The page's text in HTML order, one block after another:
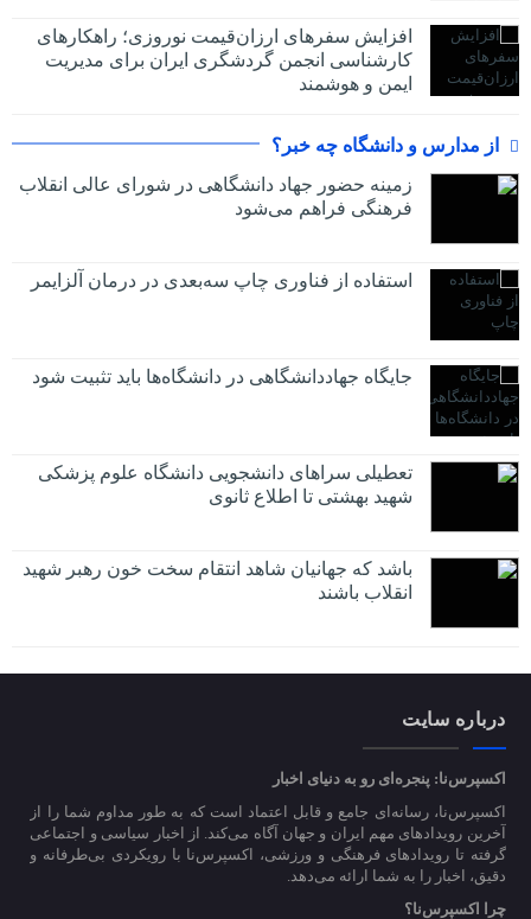
افزایش سفرهای ارزان‌قیمت نوروزی؛ راهکارهای
کارشناسی انجمن گردشگری ایران برای مدیریت
ایمن و هوشمند
از مدارس و دانشگاه چه خبر؟
زمینه حضور جهاد دانشگاهی در شورای عالی انقلاب
فرهنگی فراهم می‌شود
استفاده از فناوری چاپ سه‌بعدی در درمان آلزایمر
جایگاه جهاددانشگاهی در دانشگاه‌ها باید تثبیت شود
تعطیلی سراهای دانشجویی دانشگاه علوم پزشکی
شهید بهشتی تا اطلاع ثانوی
باشد که جهانیان شاهد انتقام سخت خون رهبر شهید
انقلاب باشند
درباره سایت
اکسپرس‌نا: پنجره‌ای رو به دنیای اخبار
اکسپرس‌نا، رسانه‌ای جامع و قابل اعتماد است که به طور مداوم شما را از
آخرین رویدادهای مهم ایران و جهان آگاه می‌کند. از اخبار سیاسی و اجتماعی
گرفته تا رویدادهای فرهنگی و ورزشی، اکسپرس‌نا با رویکردی بی‌طرفانه و
دقیق، اخبار را به شما ارائه می‌دهد.
چرا اکسپرس‌نا؟